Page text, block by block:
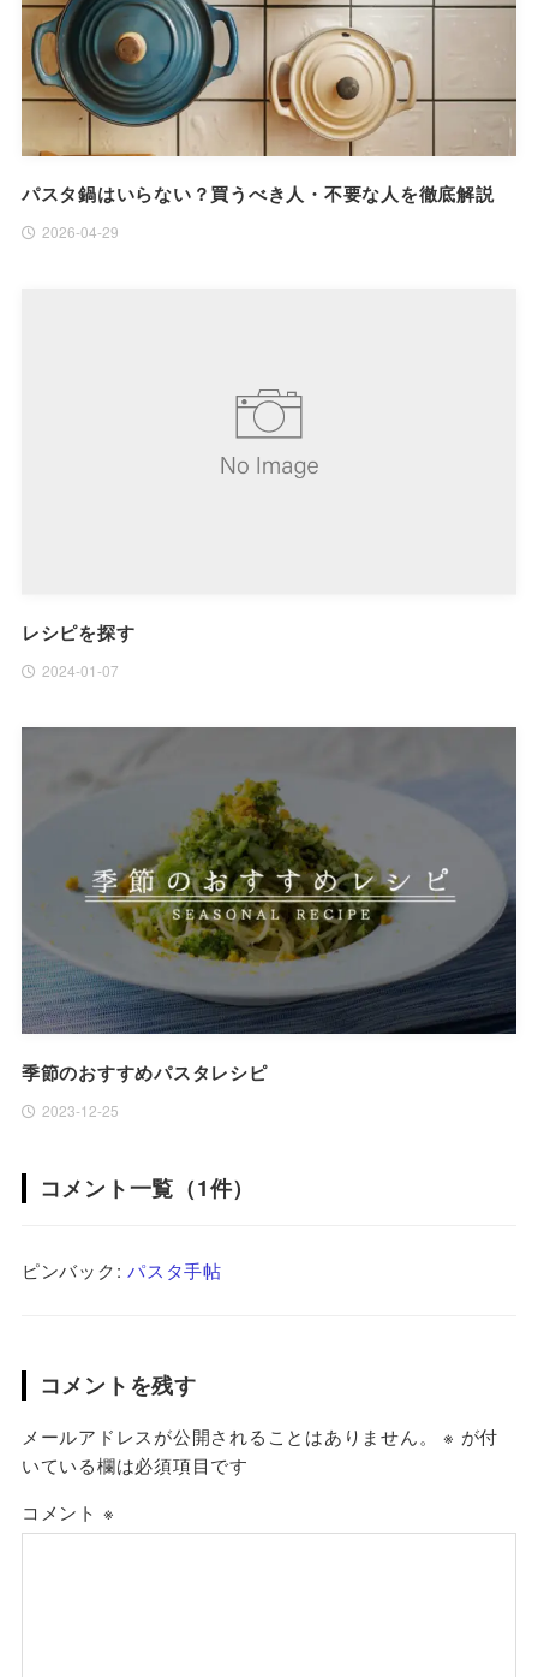
パスタ鍋はいらない？買うべき人・不要な人を徹底解説
2026-04-29
レシピを探す
2024-01-07
季節のおすすめパスタレシピ
2023-12-25
コメント一覧（1件）
ピンバック:パスタ手帖
コメントを残す
メールアドレスが公開されることはありません。 ※ が付
いている欄は必須項目です
コメント ※